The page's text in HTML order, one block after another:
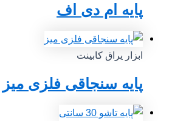
پایه ام دی اف
ابزار یراق کابینت
پایه سنجاقی فلزی میز